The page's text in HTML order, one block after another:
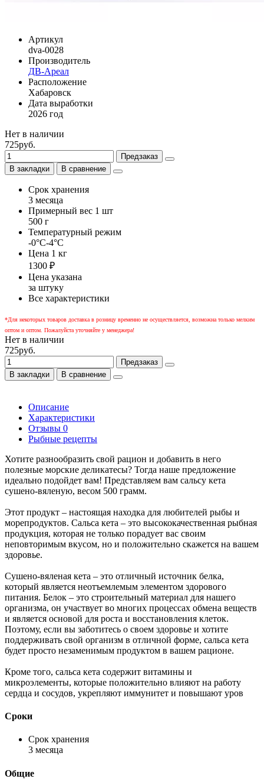
Артикул
dva-0028
Производитель
ДВ-Ареал
Расположение
Хабаровск
Дата выработки
2026 год
Нет в наличии
725руб.
Предзаказ
В закладки
В сравнение
Срок хранения
3 месяца
Примерный вес 1 шт
500 г
Температурный режим
-0°С-4°С
Цена 1 кг
1300 ₽
Цена указана
за штуку
Все характеристики
*Для некоторых товаров доставка в розницу временно не осуществляется, возможна только мелким
оптом и оптом. Пожалуйста уточняйте у менеджера!
Нет в наличии
725руб.
Предзаказ
В закладки
В сравнение
Описание
Характеристики
Отзывы 0
Рыбные рецепты
Хотите разнообразить свой рацион и добавить в него
полезные морские деликатесы? Тогда наше предложение
идеально подойдет вам! Представляем вам сальсу кета
сушено-вяленую, весом 500 грамм.
Этот продукт – настоящая находка для любителей рыбы и
морепродуктов. Сальса кета – это высококачественная рыбная
продукция, которая не только порадует вас своим
неповторимым вкусом, но и положительно скажется на вашем
здоровье.
Сушено-вяленая кета – это отличный источник белка,
который является неотъемлемым элементом здорового
питания. Белок – это строительный материал для нашего
организма, он участвует во многих процессах обмена веществ
и является основой для роста и восстановления клеток.
Поэтому, если вы заботитесь о своем здоровье и хотите
поддерживать свой организм в отличной форме, сальса кета
будет просто незаменимым продуктом в вашем рационе.
Кроме того, сальса кета содержит витамины и
микроэлементы, которые положительно влияют на работу
сердца и сосудов, укрепляют иммунитет и повышают уров
Сроки
Срок хранения
3 месяца
Общие